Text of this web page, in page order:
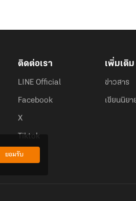
ติดต่อเรา
LINE Official
Facebook
X
Tiktok
เพิ่มเติม
ข่าวสาร
เขียนนิยา
ยอมรับ